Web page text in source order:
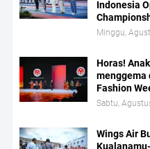
Indonesia
Minggu,
Horas!
menggema
Fashion
Sabtu,
Wings Air